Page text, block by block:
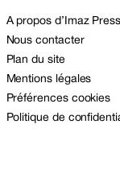
A propos d’Imaz Press
Nous contacter
Plan du site
Mentions légales
Préférences cookies
Politique de